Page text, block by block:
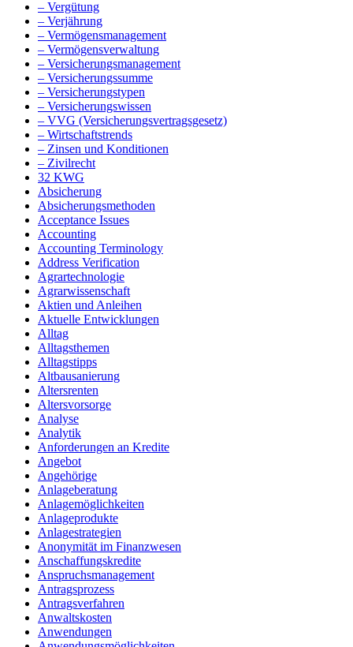
– Vergütung
– Verjährung
– Vermögensmanagement
– Vermögensverwaltung
– Versicherungsmanagement
– Versicherungssumme
– Versicherungstypen
– Versicherungswissen
– VVG (Versicherungsvertragsgesetz)
– Wirtschaftstrends
– Zinsen und Konditionen
– Zivilrecht
32 KWG
Absicherung
Absicherungsmethoden
Acceptance Issues
Accounting
Accounting Terminology
Address Verification
Agrartechnologie
Agrarwissenschaft
Aktien und Anleihen
Aktuelle Entwicklungen
Alltag
Alltagsthemen
Alltagstipps
Altbausanierung
Altersrenten
Altersvorsorge
Analyse
Analytik
Anforderungen an Kredite
Angebot
Angehörige
Anlageberatung
Anlagemöglichkeiten
Anlageprodukte
Anlagestrategien
Anonymität im Finanzwesen
Anschaffungskredite
Anspruchsmanagement
Antragsprozess
Antragsverfahren
Anwaltskosten
Anwendungen